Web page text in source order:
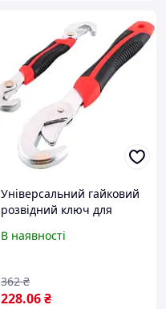
Універсальний гайковий
розвідний ключ для
інженерів Snap N Grip
В наявності
228.06₴
362 ₴